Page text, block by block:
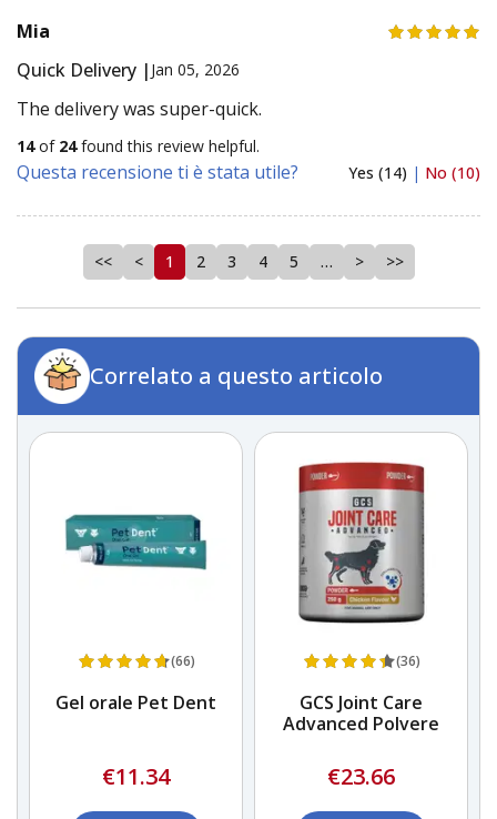
Mia
Quick Delivery | Jan 05, 2026
The delivery was super-quick.
14of 24found this review helpful.
Questa recensione ti è stata utile? Yes (14) | No (10)
<< < 1 2 3 4 5 … > >>
Correlato a questo articolo
(66)
Gel orale Pet Dent
€11.34
(36)
GCS Joint Care
Advanced Polvere
€23.66